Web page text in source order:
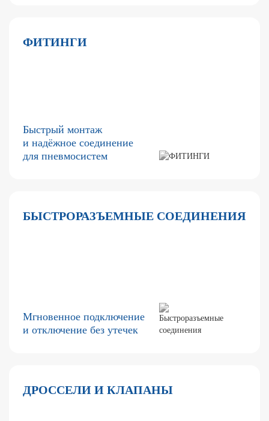
ФИТИНГИ
Быстрый монтаж
и надёжное соединение
для пневмосистем
БЫСТРОРАЗЪЕМНЫЕ СОЕДИНЕНИЯ
Мгновенное подключение
и отключение без утечек
ДРОССЕЛИ И КЛАПАНЫ